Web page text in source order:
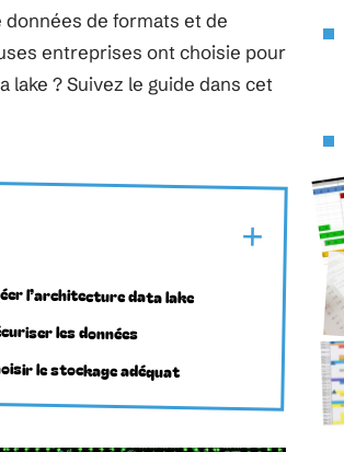
de formats et de
entreprises ont choisie pour
? Suivez le guide dans cet
l’architecture data lake
les données
le stockage adéquat